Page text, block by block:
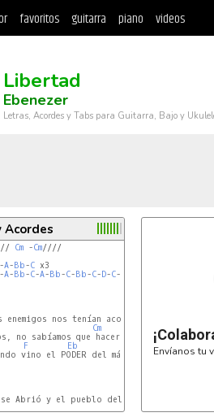
favoritos guitarra piano videos
Libertad
Ebenezer
Letras, Acordes y Tabs para Guitarra, Bajo y
Acordes
Cm -Cm////
-A-Bb-C x3
-A-Bb-C-A-Bb-C-Bb-C-D-C-
enemigos nos tenían acorralados
Cm
no sabíamos que hacer,
F Eb
vino el PODER del más GRANDE//
Abrió y el pueblo del SEÑOR cruzo
Envíanos tu